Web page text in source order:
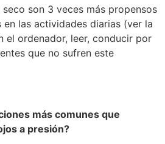
son 3 veces más propensos
las actividades diarias (ver la
el ordenador, leer, conducir por
que no sufren este
más comunes que
a presión?